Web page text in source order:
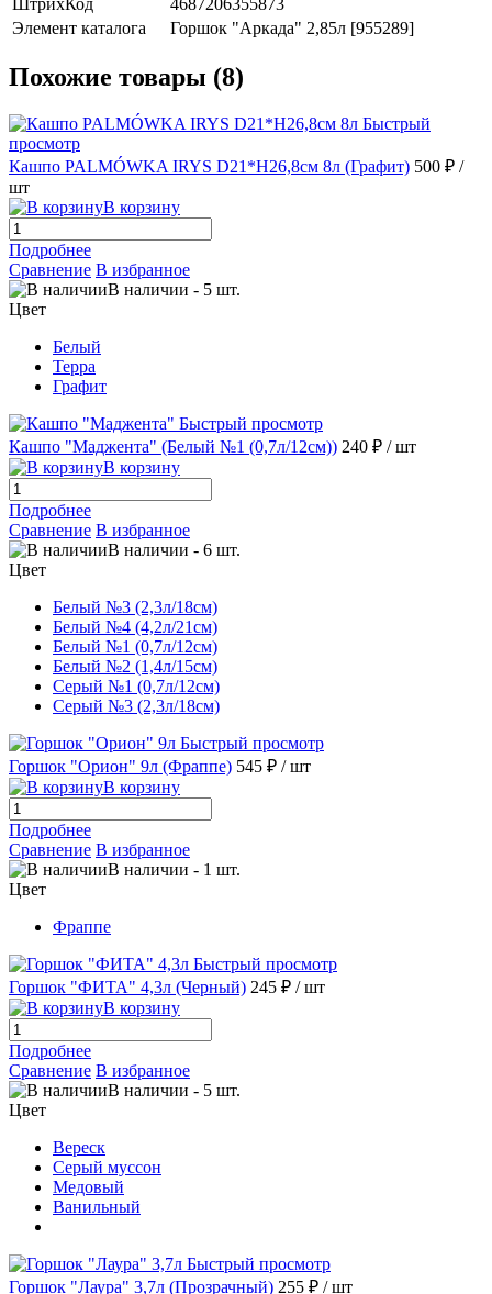
Элемент каталога
Горшок "Аркада" 2,85л [955289]
Похожие товары (8)
Быстрый
просмотр
Кашпо PALMÓWKA IRYS D21*H26,8см 8л (Графит) 500 ₽ /
шт
В корзину
Подробнее
Сравнение В избранное
В наличии - 5 шт.
Цвет
Белый
Терра
Графит
Быстрый просмотр
Кашпо "Маджента" (Белый №1 (0,7л/12см)) 240 ₽ / шт
В корзину
Подробнее
Сравнение В избранное
В наличии - 6 шт.
Цвет
Белый №3 (2,3л/18см)
Белый №4 (4,2л/21см)
Белый №1 (0,7л/12см)
Белый №2 (1,4л/15см)
Серый №1 (0,7л/12см)
Серый №3 (2,3л/18см)
Быстрый просмотр
Горшок "Орион" 9л (Фраппе) 545 ₽ / шт
В корзину
Подробнее
Сравнение В избранное
В наличии - 1 шт.
Цвет
Фраппе
Быстрый просмотр
Горшок "ФИТА" 4,3л (Черный) 245 ₽ / шт
В корзину
Подробнее
Сравнение В избранное
В наличии - 5 шт.
Цвет
Вереск
Серый муссон
Медовый
Ванильный
Быстрый просмотр
Горшок "Лаура" 3,7л (Прозрачный) 255 ₽ / шт